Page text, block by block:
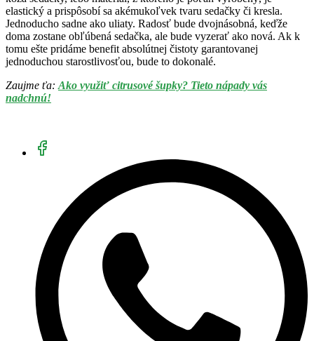
elastický a prispôsobí sa akémukoľvek tvaru sedačky či kresla.
Jednoducho sadne ako uliaty. Radosť bude dvojnásobná, keďže
doma zostane obľúbená sedačka, ale bude vyzerať ako nová. Ak k
tomu ešte pridáme benefit absolútnej čistoty garantovanej
jednoduchou starostlivosťou, bude to dokonalé.
Zaujme ťa:Ako využiť citrusové šupky? Tieto nápady vás
nadchnú!